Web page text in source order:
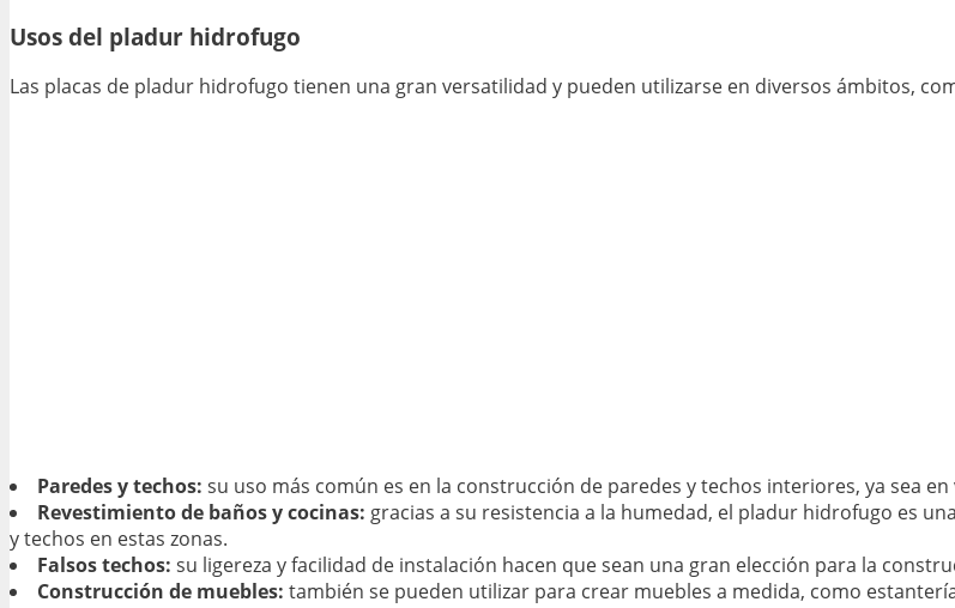
Usos del pladur hidrofugo
Las placas de pladur hidrofugo tienen una gran versatilidad y pueden utilizarse en diversos ámbitos,
Paredes y techos: su uso más común es en la construcción de paredes y techos interiores, ya sea
Revestimiento de baños y cocinas: gracias a su resistencia a la humedad, el pladur hidrofugo es
y techos en estas zonas.
Falsos techos: su ligereza y facilidad de instalación hacen que sean una gran elección para la
Construcción de muebles: también se pueden utilizar para crear muebles a medida, como